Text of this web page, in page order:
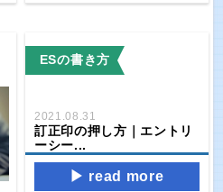
ESの書き方
2021.08.31
訂正印の押し方｜エントリ
ーシー...
read more